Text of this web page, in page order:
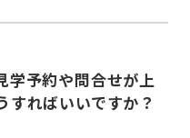
学予約や問合せが上
すればいいですか？